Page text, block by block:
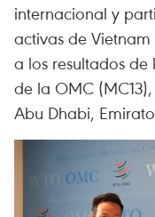
internacional y
activas de
a los resultados
de la OMC
Abu Dhabi,